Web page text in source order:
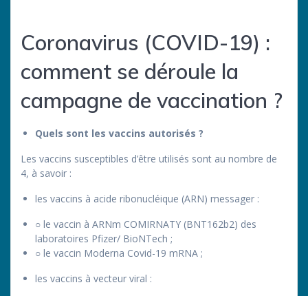
Coronavirus (COVID-19) :
comment se déroule la
campagne de vaccination ?
Quels sont les vaccins autorisés ?
Les vaccins susceptibles d’être utilisés sont au nombre de
4, à savoir :
les vaccins à acide ribonucléique (ARN) messager :
○ le vaccin à ARNm COMIRNATY (BNT162b2) des
laboratoires Pfizer/ BioNTech ;
○ le vaccin Moderna Covid-19 mRNA ;
les vaccins à vecteur viral :